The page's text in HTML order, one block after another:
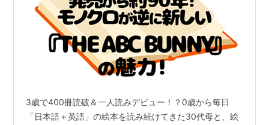
3歳で400冊読破＆一人読みデビュー！？0歳から毎日
「日本語＋英語」の絵本を読み続けてきた30代母と、絵